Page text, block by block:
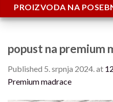
PROIZVODA NA
popust na premium
Published 5. srpnja 2024. at
Premium madrace